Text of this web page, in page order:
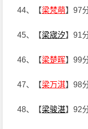
44、【梁梵萌】97
45、【梁宬汐】91
46、【梁楚晖】99
47、【梁万淇】98
48、【梁骏湛】92